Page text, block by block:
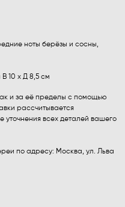
ноты берёзы и сосны,
В 10 х Д 8,5 см
и за её пределы с помощью
рассчитывается
всех деталей вашего
по адресу: Москва, ул. Льва